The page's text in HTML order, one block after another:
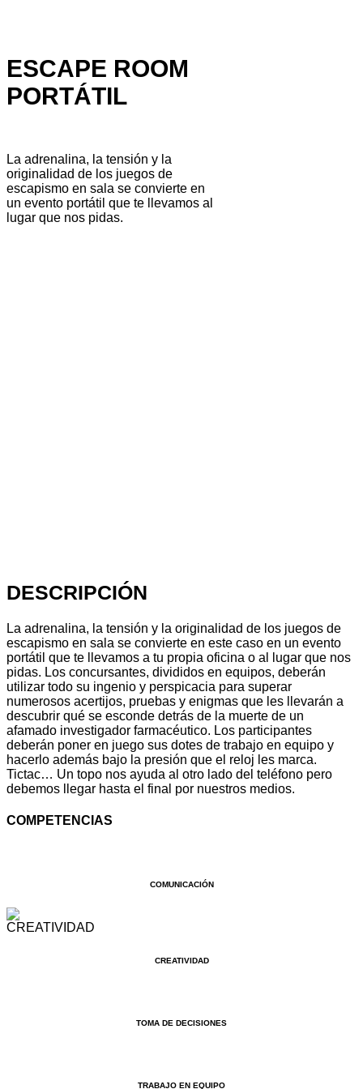
ESCAPE ROOM
PORTÁTIL
La adrenalina, la tensión y la
originalidad de los juegos de
escapismo en sala se convierte en
un evento portátil que te llevamos al
lugar que nos pidas.
DESCRIPCIÓN
La adrenalina, la tensión y la originalidad de los juegos de
escapismo en sala se convierte en este caso en un evento
portátil que te llevamos a tu propia oficina o al lugar que nos
pidas. Los concursantes, divididos en equipos, deberán
utilizar todo su ingenio y perspicacia para superar
numerosos acertijos, pruebas y enigmas que les llevarán a
descubrir qué se esconde detrás de la muerte de un
afamado investigador farmacéutico. Los participantes
deberán poner en juego sus dotes de trabajo en equipo y
hacerlo además bajo la presión que el reloj les marca.
Tictac… Un topo nos ayuda al otro lado del teléfono pero
debemos llegar hasta el final por nuestros medios.
COMPETENCIAS
COMUNICACIÓN
CREATIVIDAD
TOMA DE DECISIONES
TRABAJO EN EQUIPO